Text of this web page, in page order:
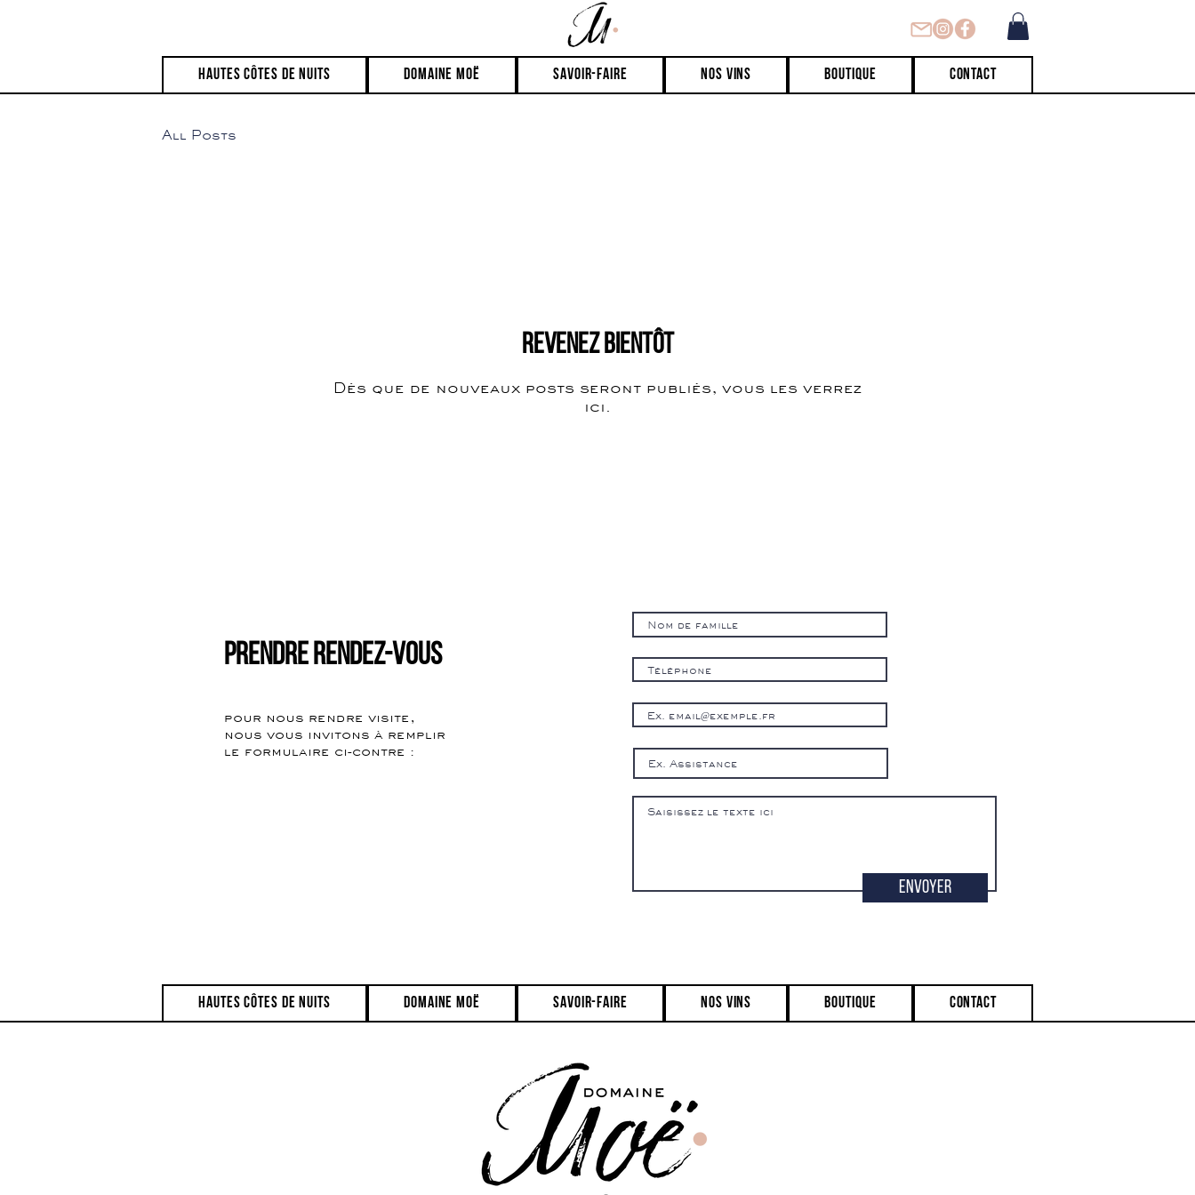
hautes côtes de nuits domaine moë savoir-faire Nos vins Boutique Contact
All Posts
Revenez bientôt
Dès que de nouveaux posts seront publiés, vous les verrez
ici.
Prendre rendez-vous
pour nous rendre visite,
nous vous invitons à remplir
le formulaire ci-contre :
Envoyer
hautes côtes de nuits domaine moë savoir-faire Nos vins Boutique Contact